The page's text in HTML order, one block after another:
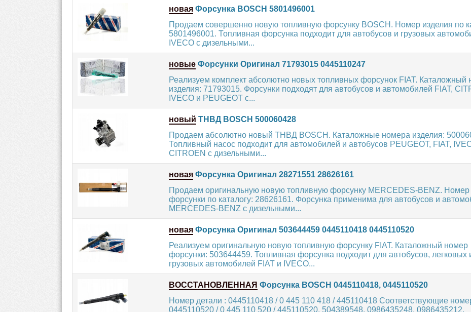
новая Форсунка BOSCH 5801496001
Продаем совершенно новую топливную форсунку BOSCH. Номер изделия по
5801496001. Топливная форсунка подходит для автобусов и грузовых
IVECO с дизельными...
новые Форсунки Оригинал 71793015 0445110247
Реализуем комплект абсолютно новых топливных форсунок FIAT. Каталожный
изделия: 71793015. Форсунки подходят для автобусов и автомобилей FIAT,
IVECO и PEUGEOT с...
новый ТНВД BOSCH 500060428
Продаем абсолютно новый ТНВД BOSCH. Каталожные номера изделия:
Топливный насос подходит для автомобилей и автобусов PEUGEOT, FIAT,
CITROEN с дизельными...
новая Форсунка Оригинал 28271551 28626161
Продаем оригинальную новую топливную форсунку MERCEDES-BENZ. Номер
форсунки по каталогу: 28626161. Форсунка применима для автобусов и
MERCEDES-BENZ с дизельными...
новая Форсунка Оригинал 503644459 0445110418 0445110520
Реализуем оригинальную новую топливную форсунку FIAT. Каталожный номер
форсунки: 503644459. Топливная форсунка подходит для автобусов, легковых
грузовых автомобилей FIAT и IVECO...
ВОССТАНОВЛЕННАЯ Форсунка BOSCH 0445110418, 0445110520
Номер детали : 0445110418 / 0 445 110 418 / 445110418 Соответствующие
0445110520 / 0 445 110 520 / 445110520, 504389548, 0986435248, 0986435212,